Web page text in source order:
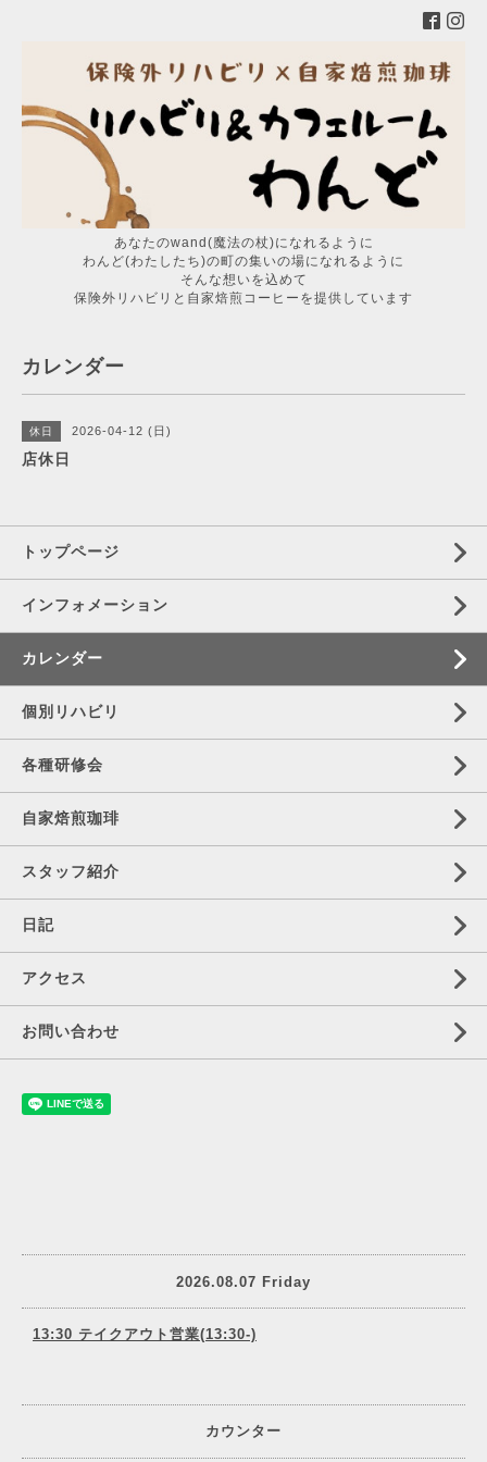
あなたのwand(魔法の杖)になれるように
わんど(わたしたち)の町の集いの場になれるように
そんな想いを込めて
保険外リハビリと自家焙煎コーヒーを提供しています
カレンダー
休日 2026-04-12 (日)
店休日
トップページ
インフォメーション
カレンダー
個別リハビリ
各種研修会
自家焙煎珈琲
スタッフ紹介
日記
アクセス
お問い合わせ
2026.08.07 Friday
13:30 テイクアウト営業(13:30-)
カウンター